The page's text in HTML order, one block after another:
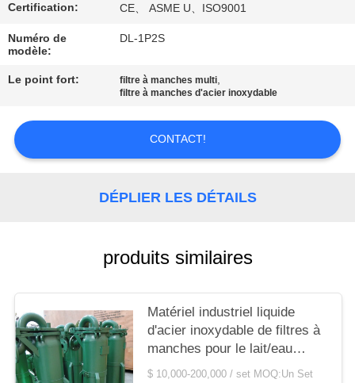
NOUVELLES
CAS
COMPANY
NEWS
PRIVACY
POLICY
Certification: CE、 ASME U、ISO9001
Numéro de
modèle:
DL-1P2S
Le point fort: filtre à manches multi,
filtre à manches d'acier inoxydable
CONTACT!
DÉPLIER LES DÉTAILS
produits similaires
Matériel industriel liquide
d'acier inoxydable de filtres à
manches pour le lait/eau
minérale
$ 10,000-200,000 / set MOQ:Un Set